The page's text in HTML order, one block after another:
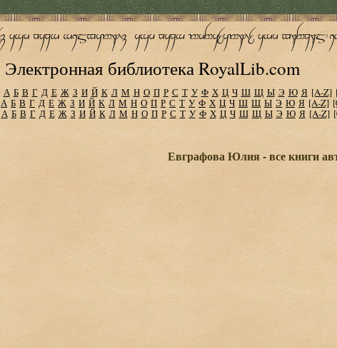
Электронная библиотека RoyalLib.com
А Б В Г Д Е Ж З И Й К Л М Н О П Р С Т У Ф Х Ц Ч Ш Щ Ы Э Ю Я [A-Z]
А Б В Г Д Е Ж З И Й К Л М Н О П Р С Т У Ф Х Ц Ч Ш Щ Ы Э Ю Я [A-Z]
А Б В Г Д Е Ж З И Й К Л М Н О П Р С Т У Ф Х Ц Ч Ш Щ Ы Э Ю Я [A-Z]
Евграфова Юлия - все книги